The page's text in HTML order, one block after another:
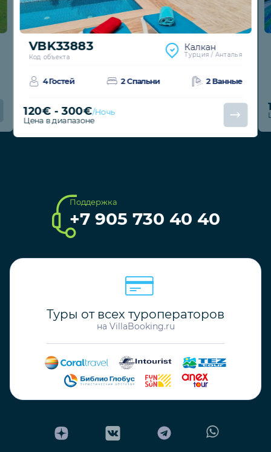
VBK33883
Код объекта
Калкан
Турция / Анталья
4 Гостей 2 Спальни 2 Ванные
120€ - 300€/Ночь
Цена в диапазоне
Поддержка
+7 905 730 40 40
Туры от всех туроператоров
на VillaBooking.ru